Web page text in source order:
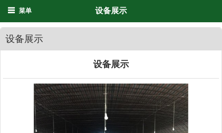
设备展示
菜单
设备展示
设备展示